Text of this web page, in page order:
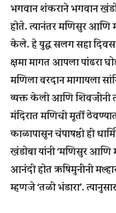
भगवान शंकराने भगवान
होते. त्यानंतर मणिसुर आणि
केले. हे युद्ध सलग सहा दिवस
क्षमा मागत आपला पांढरा
मणिला वरदान मागायला
व्यक्त केली आणि शिवजींनी
मंदिरात मणिची मूर्ती
काळापासून चंपाषष्ठी ही
खंडोबा यांनी ‘मणिसुर आणि
आनंदी होत ऋषिमुनींनी
म्हणजे ‘तळी भंडारा’.